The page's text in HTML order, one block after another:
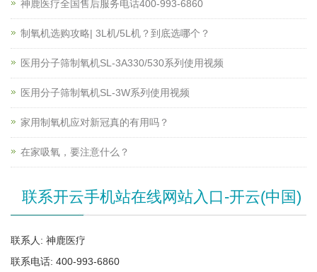
神鹿医疗全国售后服务电话400-993-6860
制氧机选购攻略| 3L机/5L机？到底选哪个？
医用分子筛制氧机SL-3A330/530系列使用视频
医用分子筛制氧机SL-3W系列使用视频
家用制氧机应对新冠真的有用吗？
在家吸氧，要注意什么？
联系开云手机站在线网站入口-开云(中国)
联系人: 神鹿医疗
联系电话: 400-993-6860